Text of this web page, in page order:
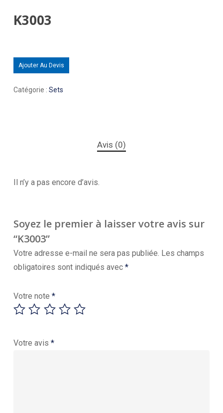
K3003
Ajouter Au Devis
Catégorie : Sets
Avis (0)
Il n’y a pas encore d’avis.
Soyez le premier à laisser votre avis sur
“K3003”
Votre adresse e-mail ne sera pas publiée. Les champs
obligatoires sont indiqués avec *
Votre note *
Votre avis *